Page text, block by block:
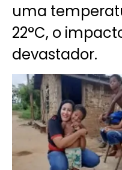
uma
22°C, o
devastador.